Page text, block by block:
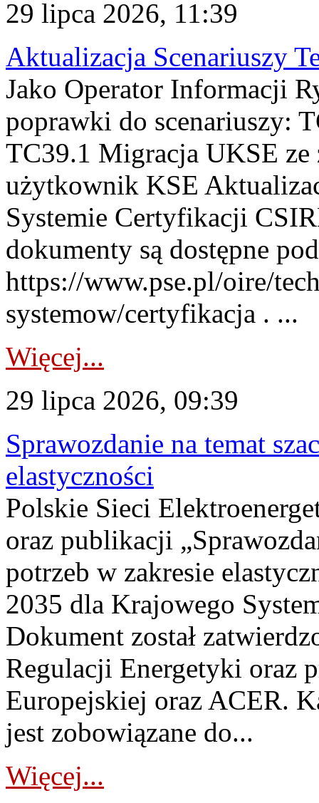
29 lipca 2026, 11:39
Aktualizacja Scenariuszy
Jako Operator Informacji
poprawki do scenariuszy:
TC39.1 Migracja UKSE
użytkownik KSE
Systemie Certyfikacji
dokumenty są dostępne
https://www.pse.pl/oire/
systemow/certyfikacja . ...
Więcej...
29 lipca 2026, 09:39
Sprawozdanie na temat
elastyczności
Polskie Sieci
oraz publikacji
potrzeb w zakresie
2035 dla Krajowego
Dokument został
Regulacji Energetyki oraz
Europejskiej oraz ACER.
jest zobowiązane do...
Więcej...